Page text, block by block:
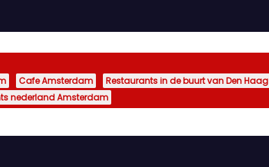
Cafe Amsterdam
Restaurants in de buurt van Den Haag
nederland Amsterdam